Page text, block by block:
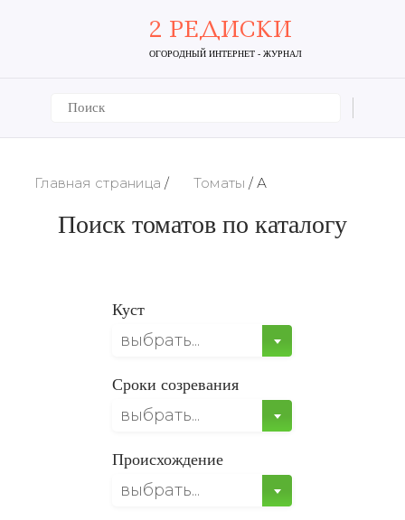
2 РЕДИСКИ
ОГОРОДНЫЙ ИНТЕРНЕТ - ЖУРНАЛ
Главная страница / Томаты / А
Поиск томатов по каталогу
Куст
выбрать...
Сроки созревания
выбрать...
Происхождение
выбрать...